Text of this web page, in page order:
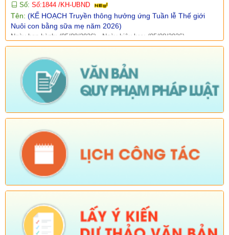
Nuôi con bằng sữa mẹ năm 2026)
Ngày ban hành: (05/08/2026) -Ngày hiệu lực: (05/08/2026)
Số: Số:1840 /UBND-KT
Tên:(V/v rà soát đối tượng để thực hiện chính sách về đất đai
quy định tại Điều 16 và khoản 3 Điều 124 Luật Đất đai)
Ngày ban hành: (05/08/2026) -Ngày hiệu lực: (04/08/2026)
Tên:(Mời dự Hội nghị Báo cáo viên cấp tỉnh thá)
Ngày ban hành: (05/08/2026)
(V/v triển khai thực hiện Nghị định số 265/2026/NĐ-CP và
Nghị định số 266/2026/NĐ-CP của Chính phủ về tiết kiệm,
chống lãng phí.)
Ngày ban hành: (05/08/2026)
Tên:(KẾ HOẠCH Công tác phổ biến, giáo dục pháp luật 6
tháng cuối năm 2026 trên địa bàn xã Sì Lở Lầu)
Ngày ban hành: (05/08/2026) -Ngày hiệu lực: (04/08/2026)
Số: Số: 1721/KH-UBND